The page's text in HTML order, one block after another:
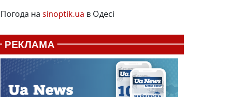
Погода на sinoptik.ua в Одесі
РЕКЛАМА